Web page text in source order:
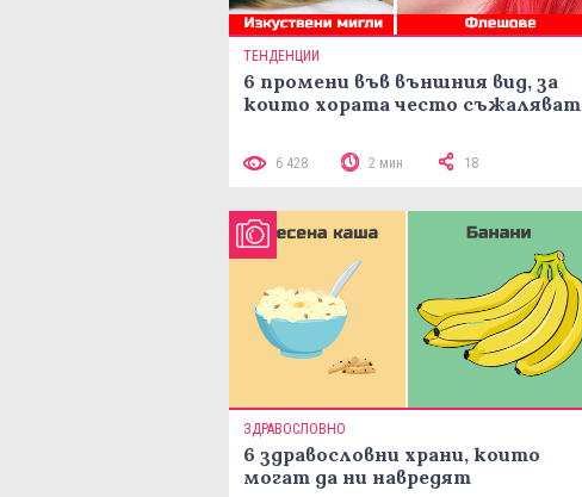
ТЕНДЕНЦИИ
6 промени във външния вид, за
които хората често съжаляват
6 428 2 мин 18
ЗДРАВОСЛОВНО
6 здравословни храни, които
могат да ни навредят